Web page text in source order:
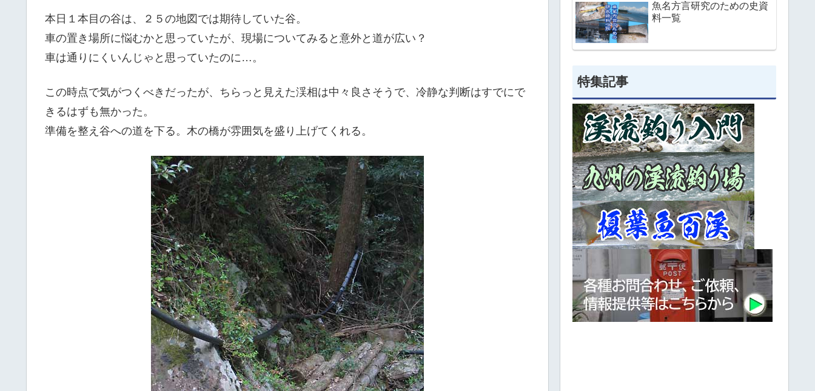
本日１本目の谷は、２５の地図では期待していた谷。
車の置き場所に悩むかと思っていたが、現場についてみると意外と道が広い？
車は通りにくいんじゃと思っていたのに…。
この時点で気がつくべきだったが、ちらっと見えた渓相は中々良さそうで、冷静な判断はすでにで
きるはずも無かった。
準備を整え谷への道を下る。木の橋が雰囲気を盛り上げてくれる。
魚名方言研究のための史資
料一覧
特集記事